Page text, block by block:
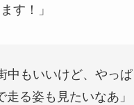
す！」
もいいけど、やっぱ
走る姿も見たいなあ」